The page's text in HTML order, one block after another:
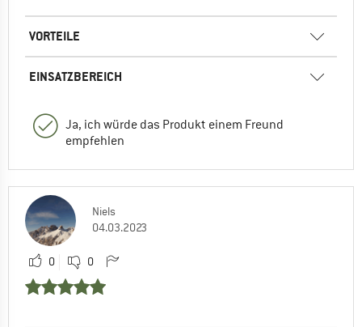
VORTEILE
EINSATZBEREICH
Ja, ich würde das Produkt einem Freund
empfehlen
Niels
04.03.2023
0 0